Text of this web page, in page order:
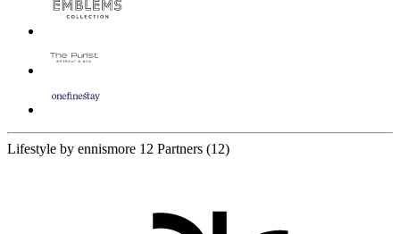
Lifestyle by ennismore 12 Partners (12)